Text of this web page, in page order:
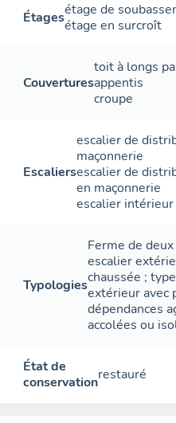
Étagesétage de
étage en surcroît
Couvertures
toit à longs
appentis
croupe
Escaliers
escalier de
maçonnerie
escalier de
en maçonnerie
escalier intérieur
Typologies
Ferme de
escalier
chaussée ;
extérieur avec
dépendances
accolées ou
État de
conservationrestauré